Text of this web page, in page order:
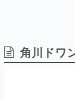
日本
画です。
角川ドワ